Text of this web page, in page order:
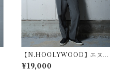
【N.HOOLYWOOD】エヌハ
リウッド ポリジャケット・ス
ラックスセットアップ gray
¥19,000